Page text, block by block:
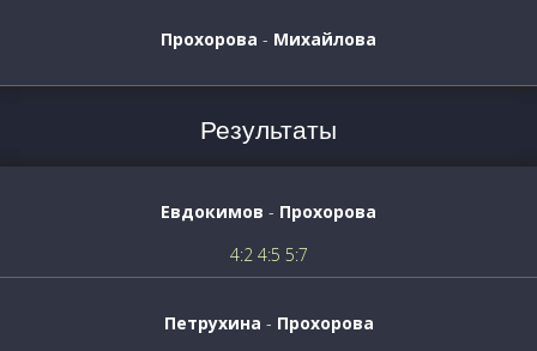
Прохорова - Михайлова
Результаты
Евдокимов - Прохорова
4:2 4:5 5:7
Петрухина - Прохорова